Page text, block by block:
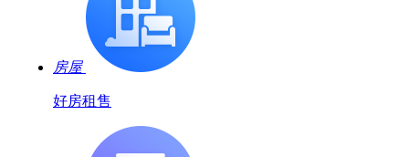
房屋
好房租售